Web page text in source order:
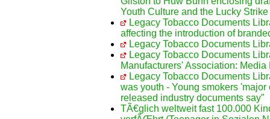
Youth Culture and the Lucky
Legacy Tobacco Documents
affecting the introduction of
Legacy Tobacco Documents
Legacy Tobacco Documents
Manufacturers' Association:
Legacy Tobacco Documents
was youth - Young smokers
released industry documents say"
TÃ€glich weltweit fast 100.000